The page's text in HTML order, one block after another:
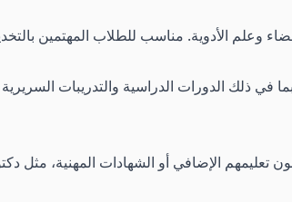
وعلم الأدوية. مناسب للطلاب المهتمين
بما في ذلك الدورات الدراسية والتدريبات